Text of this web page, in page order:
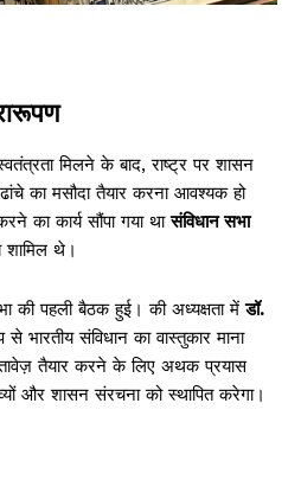
मिलने के बाद, राष्ट्र पर शासन
का मसौदा तैयार करना आवश्यक हो
का कार्य सौंपा गया थासंविधान सभा
शामिल थे।
की पहली बैठक हुई। की अध्यक्षता मेंडॉ.
से भारतीय संविधान का वास्तुकार माना
तैयार करने के लिए अथक प्रयास
और शासन संरचना को स्थापित करेगा।